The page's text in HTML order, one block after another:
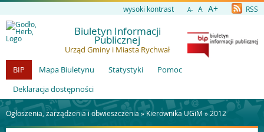
wysoki kontrast A- A A+ RSS
Biuletyn Informacji
Publicznej
Urząd Gminy i Miasta Rychwał
BIP
Mapa Biuletynu Statystyki
Pomoc
Deklaracja dostępności
Ogłoszenia, zarządzenia i obwieszczenia » Kierownika UGiM» 2012